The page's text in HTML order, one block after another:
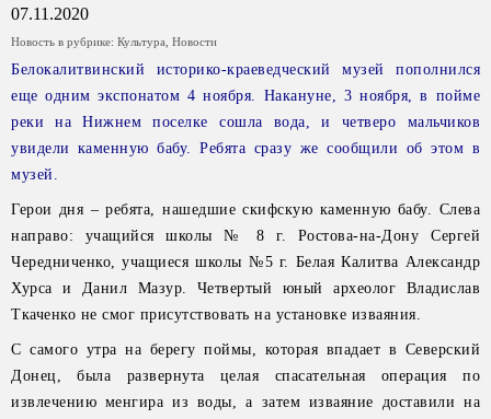
07.11.2020
Новость в рубрике: Культура Новости
Белокалитвинский историко-краеведческий музей пополнился
еще одним экспонатом 4 ноября. Накануне, 3 ноября, в пойме
реки на Нижнем поселке сошла вода, и четверо мальчиков
увидели каменную бабу. Ребята сразу же сообщили об этом в
музей.
Герои дня – ребята, нашедшие скифскую каменную бабу. Слева
направо: учащийся школы № 8 г. Ростова-на-Дону Сергей
Чередниченко, учащиеся школы №5 г. Белая Калитва Александр
Хурса и Данил Мазур. Четвертый юный археолог Владислав
Ткаченко не смог присутствовать на установке изваяния.
С самого утра на берегу поймы, которая впадает в Северский
Донец, была развернута целая спасательная операция по
извлечению менгира из воды, а затем изваяние доставили на